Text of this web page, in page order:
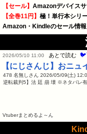
【セール】 Amazonデバイス
【全巻11円】 極！単行本シリ
Amazon・Kindleのセール情
2026/05/10 11:00 あとで読む
【にじさんじ】おニ
478 名無しさん 2026/05/09(土)
逆転裁判5】法 廷 崩 壊 ※ネタバレ
Vtuberまとめるよ～ん